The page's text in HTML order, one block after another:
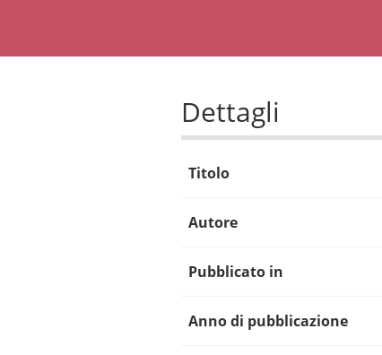
Dettagli
Titolo
Autore
Pubblicato in
Anno di pubblicazione